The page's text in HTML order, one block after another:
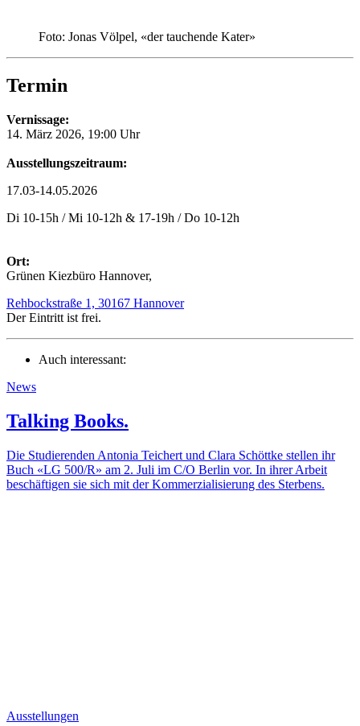
Foto: Jonas Völpel, «der tauchende Kater»
Termin
Vernissage:
14. März 2026, 19:00 Uhr
Ausstellungszeitraum:
17.03-14.05.2026
Di 10-15h / Mi 10-12h & 17-19h / Do 10-12h
Ort:
Grünen Kiezbüro Hannover,
Rehbockstraße 1, 30167 Hannover
Der Eintritt ist frei.
Auch interessant:
News
Talking Books.
Die Studierenden Antonia Teichert und Clara Schöttke stellen ihr
Buch «LG 500/R» am 2. Juli im C/O Berlin vor. In ihrer Arbeit
beschäftigen sie sich mit der Kommerzialisierung des Sterbens.
Ausstellungen